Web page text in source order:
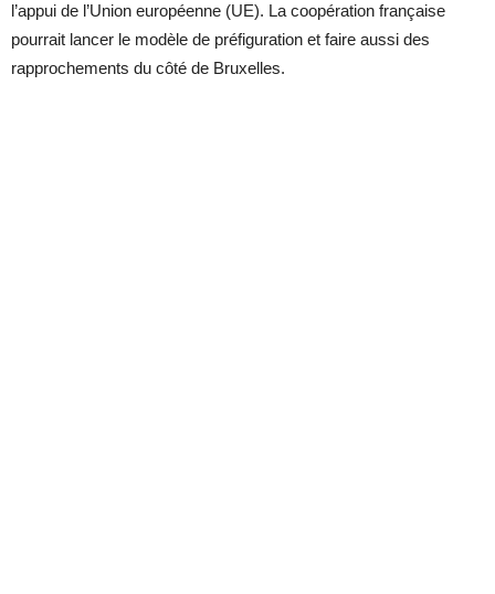
l’appui de l’Union européenne (UE). La coopération française
pourrait lancer le modèle de préfiguration et faire aussi des
rapprochements du côté de Bruxelles.